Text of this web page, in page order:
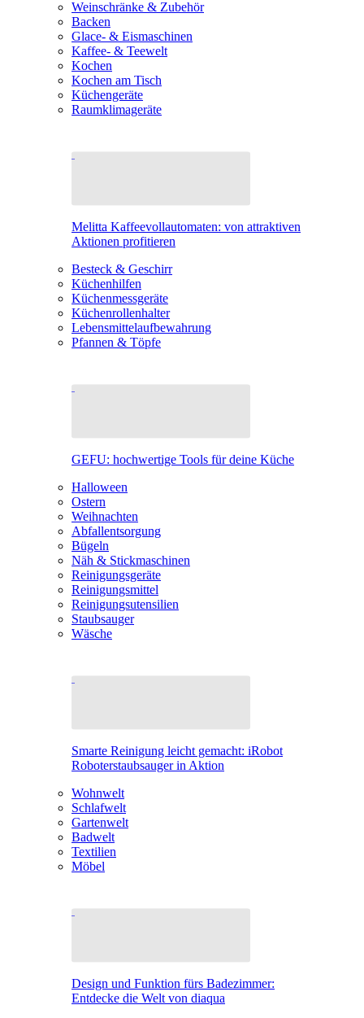
Weinschränke & Zubehör
Backen
Glace- & Eismaschinen
Kaffee- & Teewelt
Kochen
Kochen am Tisch
Küchengeräte
Raumklimageräte
Melitta Kaffeevollautomaten: von attraktiven
Aktionen profitieren
Besteck & Geschirr
Küchenhilfen
Küchenmessgeräte
Küchenrollenhalter
Lebensmittelaufbewahrung
Pfannen & Töpfe
GEFU: hochwertige Tools für deine Küche
Halloween
Ostern
Weihnachten
Abfallentsorgung
Bügeln
Näh & Stickmaschinen
Reinigungsgeräte
Reinigungsmittel
Reinigungsutensilien
Staubsauger
Wäsche
Smarte Reinigung leicht gemacht: iRobot
Roboterstaubsauger in Aktion
Wohnwelt
Schlafwelt
Gartenwelt
Badwelt
Textilien
Möbel
Design und Funktion fürs Badezimmer:
Entdecke die Welt von diaqua